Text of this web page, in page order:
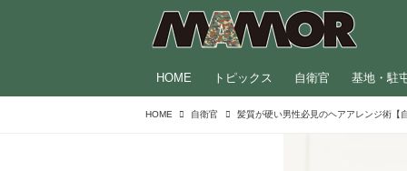
HOME トピックス 自衛官 基地・駐
HOME 自衛官